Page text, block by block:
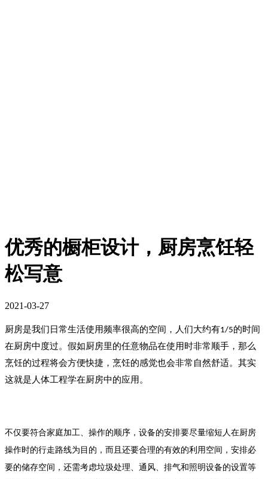
优秀的橱柜设计，厨房烹饪轻
松写意
2021-03-27
厨房是我们日常生活使用频率很高的空间，人们大约有1/5的时间
在厨房中度过。假如厨房里的任意物品在使用时非常顺手，那么
烹饪的过程将会方便快捷，烹饪的感觉也会非常自然舒适。其实
这就是人体工程学在厨房中的应用。
不仅要符合家庭加工、操作的顺序，设备的安排要尽量缩短人在厨房
操作时的行走路线为目的，而且还要合理的有效的利用空间，安排必
要的储存空间，还需考虑垃圾处理、通风、排气和照明设备的设置等